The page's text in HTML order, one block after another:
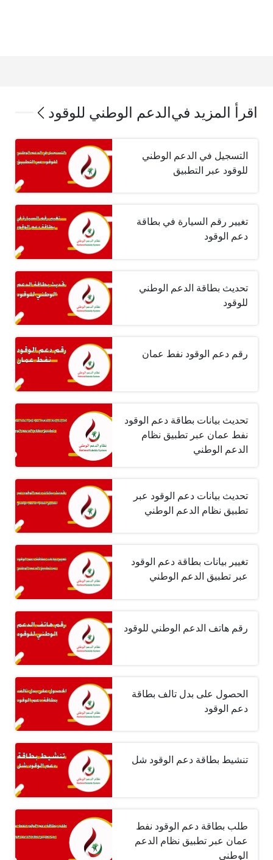
اقرأ المزيد في الدعم الوطني للوقود
التسجيل في الدعم الوطني
للوقود عبر التطبيق
تغيير رقم السيارة في بطاقة
دعم الوقود
تحديث بطاقة الدعم الوطني
للوقود
رقم دعم الوقود نفط عمان
تحديث بيانات بطاقة دعم الوقود
نفط عمان عبر تطبيق نظام
الدعم الوطني
تحديث بيانات دعم الوقود عبر
تطبيق نظام الدعم الوطني
تغيير بيانات بطاقة دعم الوقود
عبر تطبيق الدعم الوطني
رقم هاتف الدعم الوطني للوقود
الحصول على بدل تالف بطاقة
دعم الوقود
تنشيط بطاقة دعم الوقود شل
طلب بطاقة دعم الوقود نفط
عمان عبر تطبيق نظام الدعم
الوطني